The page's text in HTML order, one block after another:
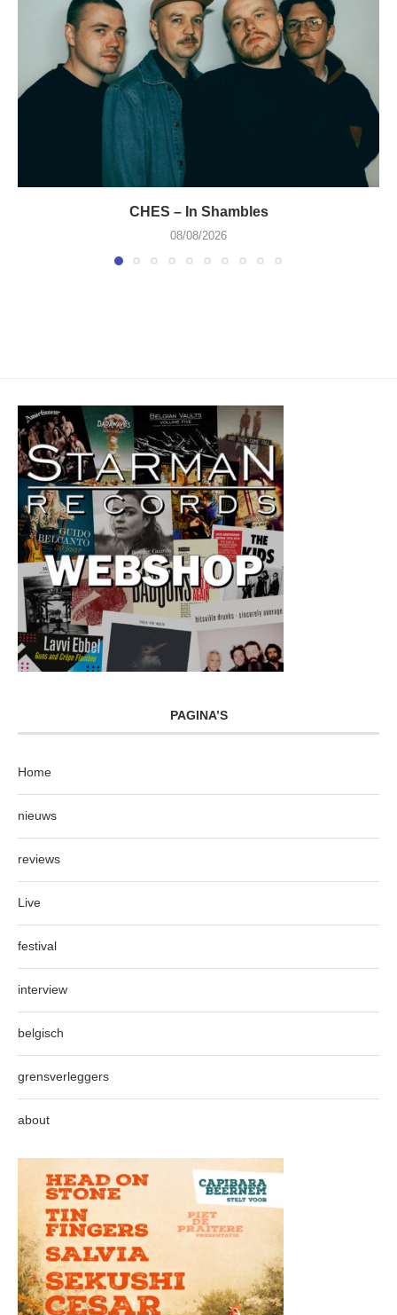
CHES – In Shambles
08/08/2026
PAGINA’S
Home
nieuws
reviews
Live
festival
interview
belgisch
grensverleggers
about